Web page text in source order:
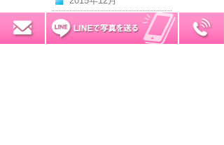
2015年11月
2015年10月
無料お見積り 0120-7034-32